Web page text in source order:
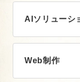
AIソリューシ
Web制作